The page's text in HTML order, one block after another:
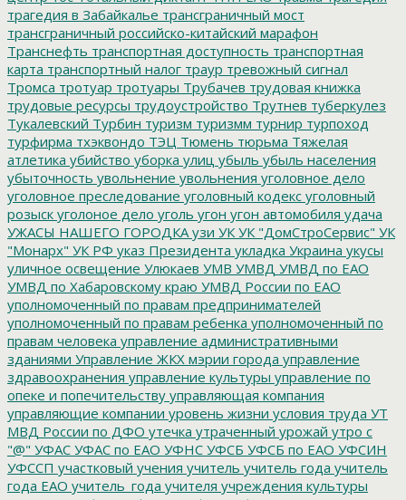
трагедия в Забайкалье трансграничный мост
трансграничный российско-китайский марафон
Транснефть транспортная доступность транспортная
карта транспортный налог траур тревожный сигнал
Тромса тротуар тротуары Трубачев трудовая книжка
трудовые ресурсы трудоустройство Трутнев туберкулез
Тукалевский Турбин туризм туризмм турнир турпоход
турфирма тхэквондо ТЭЦ Тюмень тюрьма Тяжелая
атлетика убийство уборка улиц убыль убыль населения
убыточность увольнение увольнения уголовное дело
уголовное преследование уголовный кодекс уголовный
розыск уголоное дело уголь угон угон автомобиля удача
УЖАСЫ НАШЕГО ГОРОДКА узи УК УК "ДомСтроСервис" УК
"Монарх" УК РФ указ Президента укладка Украина укусы
уличное освещение Улюкаев УМВ УМВД УМВД по ЕАО
УМВД по Хабаровскому краю УМВД России по ЕАО
уполномоченный по правам предпринимателей
уполномоченный по правам ребенка уполномоченный по
правам человека управление административными
зданиями Управление ЖКХ мэрии города управление
здравоохранения управление культуры управление по
опеке и попечительству управляющая компания
управляющие компании уровень жизни условия труда УТ
МВД России по ДФО утечка утраченный урожай утро с
"@" УФАС УФАС по ЕАО УФНС УФСБ УФСБ по ЕАО УФСИН
УФССП участковый учения учитель учитель года учитель
года ЕАО учитель_года учителя учреждения культуры